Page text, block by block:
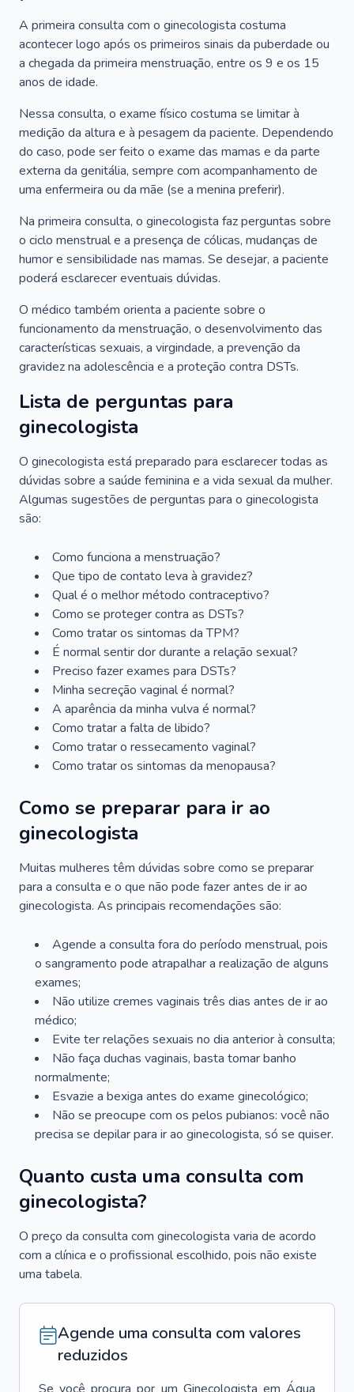
A primeira consulta com o ginecologista costuma
acontecer logo após os primeiros sinais da puberdade ou
a chegada da primeira menstruação, entre os 9 e os 15
anos de idade.
Nessa consulta, o exame físico costuma se limitar à
medição da altura e à pesagem da paciente. Dependendo
do caso, pode ser feito o exame das mamas e da parte
externa da genitália, sempre com acompanhamento de
uma enfermeira ou da mãe (se a menina preferir).
Na primeira consulta, o ginecologista faz perguntas sobre
o ciclo menstrual e a presença de cólicas, mudanças de
humor e sensibilidade nas mamas. Se desejar, a paciente
poderá esclarecer eventuais dúvidas.
O médico também orienta a paciente sobre o
funcionamento da menstruação, o desenvolvimento das
características sexuais, a virgindade, a prevenção da
gravidez na adolescência e a proteção contra DSTs.
Lista de perguntas para
ginecologista
O ginecologista está preparado para esclarecer todas as
dúvidas sobre a saúde feminina e a vida sexual da mulher.
Algumas sugestões de perguntas para o ginecologista
são:
Como funciona a menstruação?
Que tipo de contato leva à gravidez?
Qual é o melhor método contraceptivo?
Como se proteger contra as DSTs?
Como tratar os sintomas da TPM?
É normal sentir dor durante a relação sexual?
Preciso fazer exames para DSTs?
Minha secreção vaginal é normal?
A aparência da minha vulva é normal?
Como tratar a falta de libido?
Como tratar o ressecamento vaginal?
Como tratar os sintomas da menopausa?
Como se preparar para ir ao
ginecologista
Muitas mulheres têm dúvidas sobre como se preparar
para a consulta e o que não pode fazer antes de ir ao
ginecologista. As principais recomendações são:
Agende a consulta fora do período menstrual, pois
o sangramento pode atrapalhar a realização de alguns
exames;
Não utilize cremes vaginais três dias antes de ir ao
médico;
Evite ter relações sexuais no dia anterior à consulta;
Não faça duchas vaginais, basta tomar banho
normalmente;
Esvazie a bexiga antes do exame ginecológico;
Não se preocupe com os pelos pubianos: você não
precisa se depilar para ir ao ginecologista, só se quiser.
Quanto custa uma consulta com
ginecologista?
O preço da consulta com ginecologista varia de acordo
com a clínica e o profissional escolhido, pois não existe
uma tabela.
Agende uma consulta com valores
reduzidos